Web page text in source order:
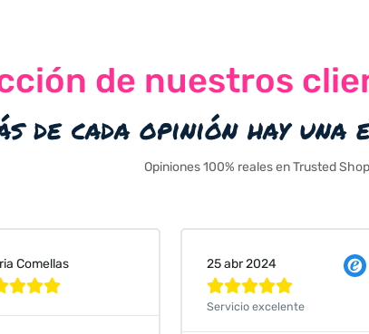
de nuestros
de cada opinión hay una
Opiniones 100% reales en Trusted
abr 2024

Cristina Martin Serrano
